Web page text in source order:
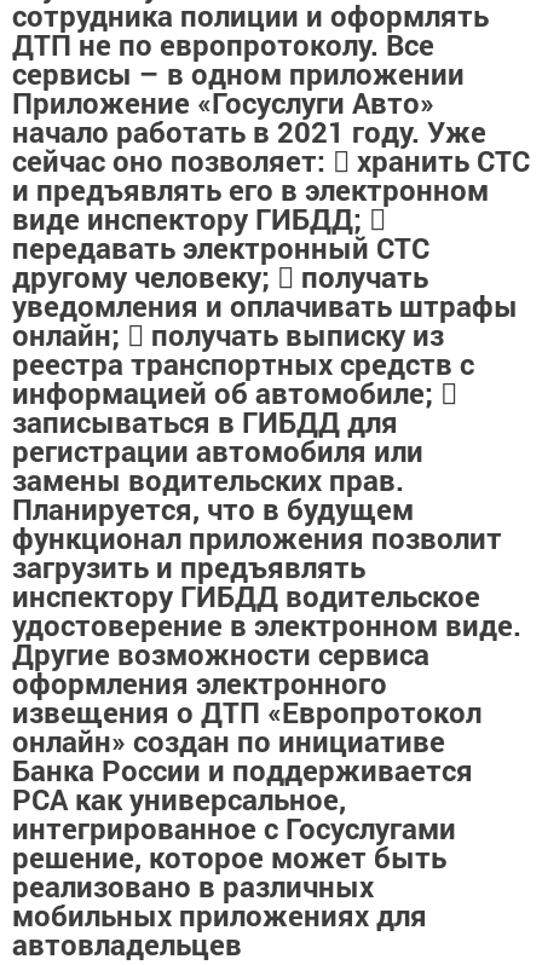
сотрудника полиции и оформлять
ДТП не по европротоколу. Все
сервисы – в одном приложении
Приложение «Госуслуги Авто»
начало работать в 2021 году. Уже
сейчас оно позволяет:  хранить СТС
и предъявлять его в электронном
виде инспектору ГИБДД; 
передавать электронный СТС
другому человеку;  получать
уведомления и оплачивать штрафы
онлайн;  получать выписку из
реестра транспортных средств с
информацией об автомобиле; 
записываться в ГИБДД для
регистрации автомобиля или
замены водительских прав.
Планируется, что в будущем
функционал приложения позволит
загрузить и предъявлять
инспектору ГИБДД водительское
удостоверение в электронном виде.
Другие возможности сервиса
оформления электронного
извещения о ДТП «Европротокол
онлайн» создан по инициативе
Банка России и поддерживается
РСА как универсальное,
интегрированное с Госуслугами
решение, которое может быть
реализовано в различных
мобильных приложениях для
автовладельцев